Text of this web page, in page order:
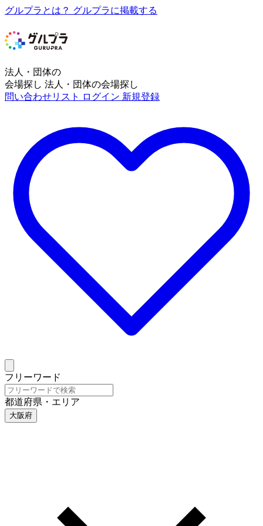
グルプラとは？ グルプラに掲載する
法人・団体の
会場探し 法人・団体の会場探し
問い合わせリスト
ログイン 新規登録
フリーワード
都道府県・エリア
大阪府